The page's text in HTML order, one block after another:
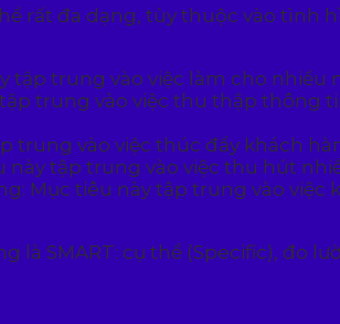
rất đa dạng, tùy thuộc vào tình
tập trung vào việc làm cho nhiều
trung vào việc thu thập
trung vào việc thúc đẩy khách
tập trung vào việc thu hút
Mục tiêu này tập trung vào
là SMART: cụ thể (Specific), đo